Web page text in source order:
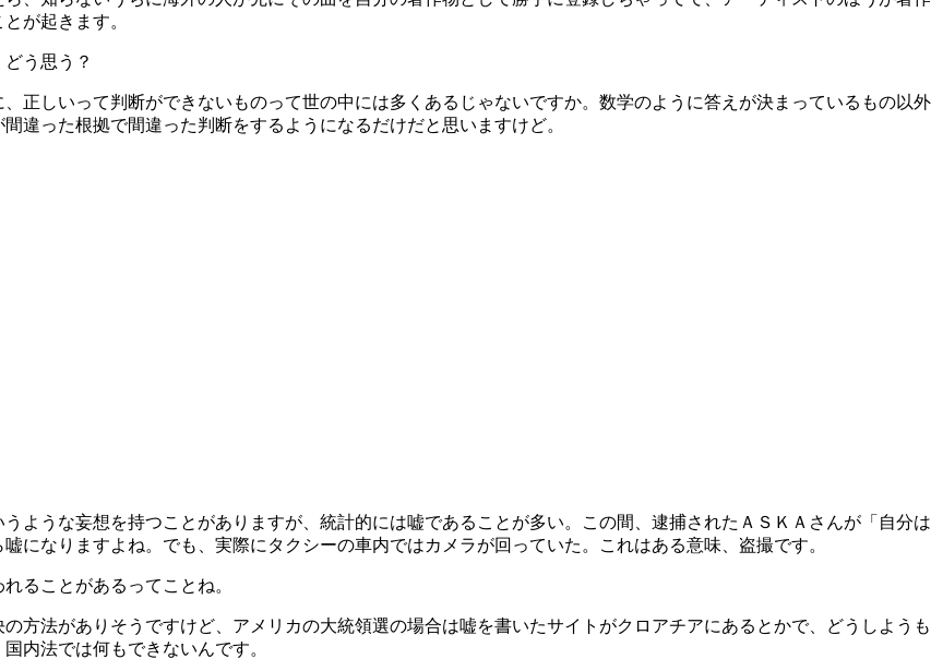
が起きます。
う思う？
正しいって判断ができないものって世の中には多くあるじゃないですか。数学のように答えが決まっているもの以外
違った根拠で間違った判断をするようになるだけだと思いますけど。
ような妄想を持つことがありますが、統計的には嘘であることが多い。この間、逮捕されたＡＳＫＡさんが「自分は
になりますよね。でも、実際にタクシーの車内ではカメラが回っていた。これはある意味、盗撮です。
ることがあるってことね。
方法がありそうですけど、アメリカの大統領選の場合は嘘を書いたサイトがクロアチアにあるとかで、どうしようも
内法では何もできないんです。